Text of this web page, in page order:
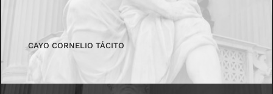
CAYO CORNELIO TÁCITO